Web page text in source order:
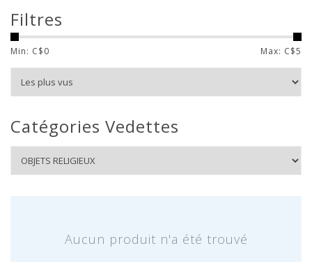
Filtres
Min: C$0 Max: C$5
Catégories Vedettes
Aucun produit n'a été trouvé